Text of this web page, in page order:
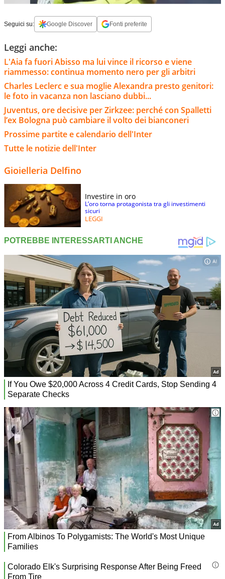
Seguici su: Google Discover Fonti preferite
Leggi anche:
L'Aia fa fuori Abisso ma lui vince il ricorso e viene
riammesso: continua momento nero per gli arbitri
Charles Leclerc e sua moglie Alexandra presto genitori:
le foto in vacanza non lasciano dubbi...
Juventus, ore decisive per Zirkzee: perché con Spalletti
l’ex Bologna può cambiare il volto dei bianconeri
Prossime partite e calendario dell'Inter
Tutte le notizie dell'Inter
Gioielleria Delfino
Investire in oro
L’oro torna protagonista tra gli investimenti
sicuri
LEGGI